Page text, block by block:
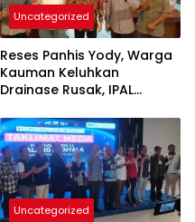
Uncategorized
Reses Panhis Yody, Warga
Kauman Keluhkan
Drainase Rusak, IPAL
Uncategorized